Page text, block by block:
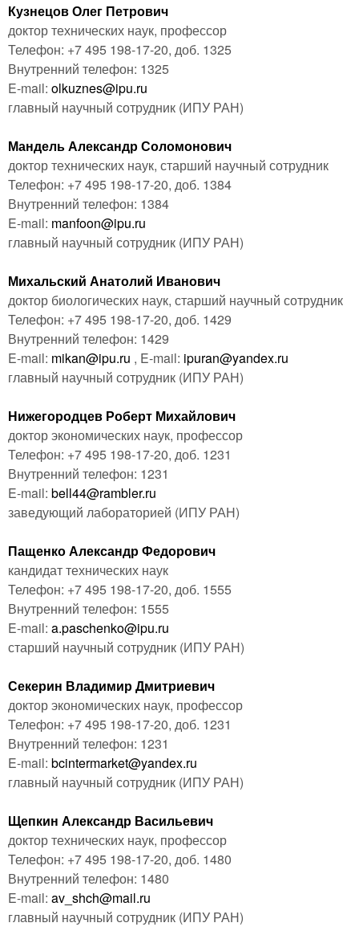
Кузнецов Олег Петрович
доктор технических наук, профессор
Телефон: +7 495 198-17-20, доб. 1325
Внутренний телефон: 1325
E-mail: olkuznes@ipu.ru
главный научный сотрудник (ИПУ РАН)
Мандель Александр Соломонович
доктор технических наук, старший научный сотрудник
Телефон: +7 495 198-17-20, доб. 1384
Внутренний телефон: 1384
E-mail: manfoon@ipu.ru
главный научный сотрудник (ИПУ РАН)
Михальский Анатолий Иванович
доктор биологических наук, старший научный сотрудник
Телефон: +7 495 198-17-20, доб. 1429
Внутренний телефон: 1429
E-mail: mikan@ipu.ru , E-mail: ipuran@yandex.ru
главный научный сотрудник (ИПУ РАН)
Нижегородцев Роберт Михайлович
доктор экономических наук, профессор
Телефон: +7 495 198-17-20, доб. 1231
Внутренний телефон: 1231
E-mail: bell44@rambler.ru
заведующий лабораторией (ИПУ РАН)
Пащенко Александр Федорович
кандидат технических наук
Телефон: +7 495 198-17-20, доб. 1555
Внутренний телефон: 1555
E-mail: a.paschenko@ipu.ru
старший научный сотрудник (ИПУ РАН)
Секерин Владимир Дмитриевич
доктор экономических наук, профессор
Телефон: +7 495 198-17-20, доб. 1231
Внутренний телефон: 1231
E-mail: bcintermarket@yandex.ru
главный научный сотрудник (ИПУ РАН)
Щепкин Александр Васильевич
доктор технических наук, профессор
Телефон: +7 495 198-17-20, доб. 1480
Внутренний телефон: 1480
E-mail: av_shch@mail.ru
главный научный сотрудник (ИПУ РАН)